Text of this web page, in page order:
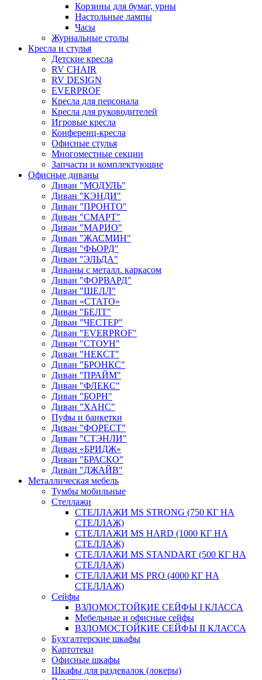
Корзины для бумаг, урны
Настольные лампы
Часы
Журнальные столы
Кресла и стулья
Детские кресла
RV CHAIR
RV DESIGN
EVERPROF
Кресла для персонала
Кресла для руководителей
Игровые кресла
Конференц-кресла
Офисные стулья
Многоместные секции
Запчасти и комплектующие
Офисные диваны
Диван "МОДУЛЬ"
Диван "КЭНДИ"
Диван "ПРОНТО"
Диван "СМАРТ"
Диван "МАРИО"
Диван "ЖАСМИН"
Диван "ФЬОРД"
Диван "ЭЛЬДА"
Диваны с металл. каркасом
Диван "ФОРВАРД"
Диван "ШЕЛЛ"
Диван «СТАТО»
Диван "БЕЛТ"
Диван "ЧЕСТЕР"
Диван "EVERPROF"
Диван "СТОУН"
Диван "НЕКСТ"
Диван "БРОНКС"
Диван "ПРАЙМ"
Диван "ФЛЕКС"
Диван "БОРН"
Диван "ХАНС"
Пуфы и банкетки
Диван "ФОРЕСТ"
Диван "СТЭНЛИ"
Диван «БРИДЖ»
Диван "БРАСКО"
Диван "ДЖАЙВ"
Металлическая мебель
Тумбы мобильные
Стеллажи
СТЕЛЛАЖИ MS STRONG (750 КГ НА
СТЕЛЛАЖ)
СТЕЛЛАЖИ MS HARD (1000 КГ НА
СТЕЛЛАЖ)
СТЕЛЛАЖИ MS STANDART (500 КГ НА
СТЕЛЛАЖ)
СТЕЛЛАЖИ MS PRO (4000 КГ НА
СТЕЛЛАЖ)
Сейфы
ВЗЛОМОСТОЙКИЕ СЕЙФЫ I КЛАССА
Мебельные и офисные сейфы
ВЗЛОМОСТОЙКИЕ СЕЙФЫ II КЛАССА
Бухгалтерские шкафы
Картотеки
Офисные шкафы
Шкафы для раздевалок (локеры)